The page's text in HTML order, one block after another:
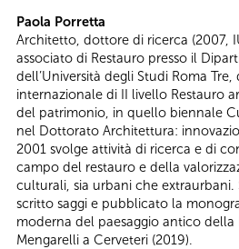
Paola Porretta
Architetto, dottore di ricerca (2007,
associato di Restauro presso il
dell’Università degli Studi Roma
internazionale di II livello Restauro
del patrimonio, in quello biennale
nel Dottorato Architettura:
2001 svolge attività di ricerca e di
campo del restauro e della
culturali, sia urbani che extraurbani.
scritto saggi e pubblicato la
moderna del paesaggio antico della
Mengarelli a Cerveteri (2019).